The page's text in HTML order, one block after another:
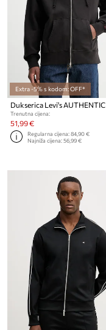
Extra -5% s kodom: OFF*
Dukserica Levi's AUTHENTIC
Trenutna cijena:
51,99 €
Regularna cijena:84,90 €
Najniža cijena:56,99 €